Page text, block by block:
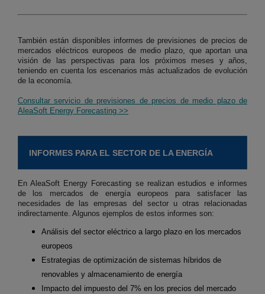
También están disponibles informes de previsiones de precios de
mercados eléctricos europeos de medio plazo, que aportan una
visión de las perspectivas para los próximos meses y años,
teniendo en cuenta los escenarios más actualizados de evolución
de la economía.
Consultar servicio de previsiones de precios de medio plazo de
AleaSoft Energy Forecasting >>
INFORMES PARA EL SECTOR DE LA ENERGÍA
En AleaSoft Energy Forecasting se realizan estudios e informes
de los mercados de energía europeos para satisfacer las
necesidades de las empresas del sector u otras relacionadas
indirectamente. Algunos ejemplos de estos informes son:
Análisis del sector eléctrico a largo plazo en los mercados
europeos
Estrategias de optimización de sistemas híbridos de
renovables y almacenamiento de energía
Impacto del impuesto del 7% en los precios del mercado